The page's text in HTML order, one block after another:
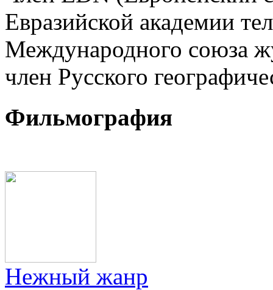
Евразийской академии
Международного союза
член Русского
Фильмография
Нежный жанр